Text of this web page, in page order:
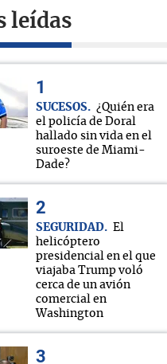
leídas
SUCESOS
¿Quién era
el policía de Doral
hallado sin vida en el
suroeste de Miami-
Dade?
SEGURIDAD
El
helicóptero
presidencial en el que
viajaba Trump voló
cerca de un avión
comercial en
Washington